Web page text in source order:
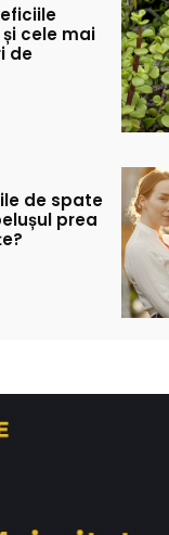
cele mai
de
de spate
prea